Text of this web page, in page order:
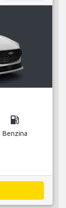
local_gas_station
Benzina